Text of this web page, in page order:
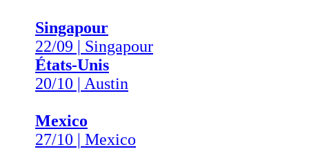
Singapour
22/09 | Singapour
États-Unis
20/10 | Austin
Mexico
27/10 | Mexico